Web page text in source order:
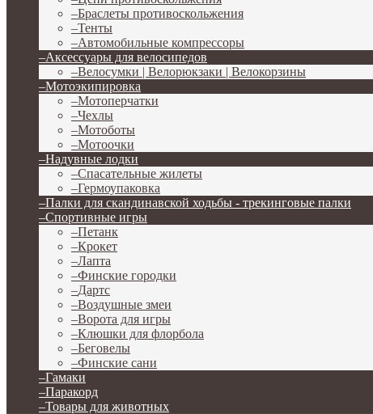
–Браслеты противоскольжения
–Тенты
–Автомобильные компрессоры
–Аксессуары для велосипедов
–Велосумки | Велорюкзаки | Велокорзины
–Мотоэкипировка
–Мотоперчатки
–Чехлы
–Мотоботы
–Мотоочки
–Надувные лодки
–Спасательные жилеты
–Гермоупаковка
–Палки для скандинавской ходьбы - трекинговые палки
–Спортивные игры
–Петанк
–Крокет
–Лапта
–Финские городки
–Дартс
–Воздушные змеи
–Ворота для игры
–Клюшки для флорбола
–Беговелы
–Финские сани
–Гамаки
–Паракорд
–Товары для животных